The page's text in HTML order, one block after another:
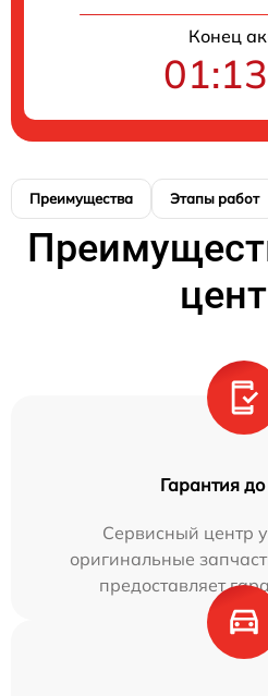
Конец
Преимущества Этапы работ
Гарантия
Сервисный центр
оригинальные
предоставляет